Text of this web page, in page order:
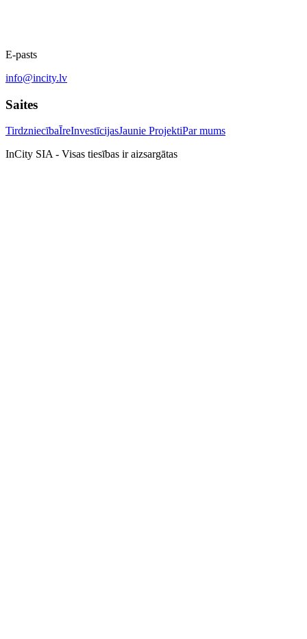
E-pasts
info@incity.lv
Saites
TirdzniecībaĪreInvestīcijasJaunie ProjektiPar mums
InCity SIA - Visas tiesības ir aizsargātas